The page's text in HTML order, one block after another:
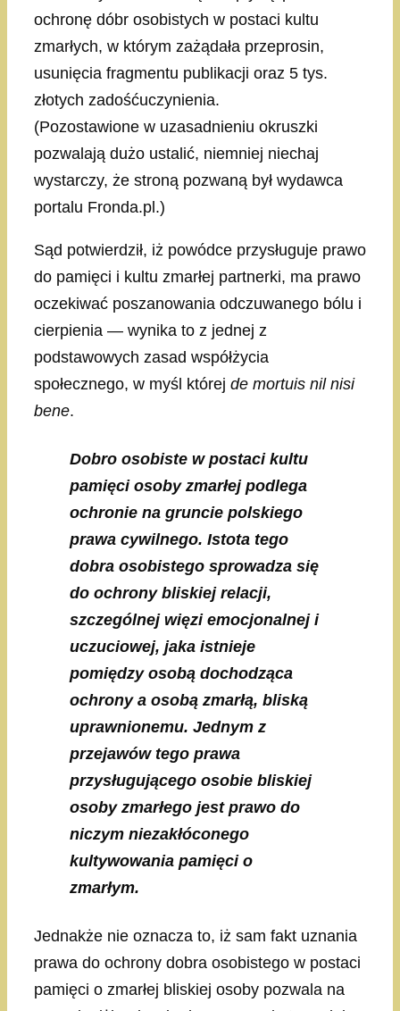
ochronę dóbr osobistych w postaci kultu
zmarłych, w którym zażądała przeprosin,
usunięcia fragmentu publikacji oraz 5 tys.
złotych zadośćuczynienia.
(Pozostawione w uzasadnieniu okruszki
pozwalają dużo ustalić, niemniej niechaj
wystarczy, że stroną pozwaną był wydawca
portalu Fronda.pl.)
Sąd potwierdził, iż powódce przysługuje prawo
do pamięci i kultu zmarłej partnerki, ma prawo
oczekiwać poszanowania odczuwanego bólu i
cierpienia — wynika to z jednej z
podstawowych zasad współżycia
społecznego, w myśl której de mortuis nil nisi
bene.
Dobro osobiste w postaci kultu
pamięci osoby zmarłej podlega
ochronie na gruncie polskiego
prawa cywilnego. Istota tego
dobra osobistego sprowadza się
do ochrony bliskiej relacji,
szczególnej więzi emocjonalnej i
uczuciowej, jaka istnieje
pomiędzy osobą dochodząca
ochrony a osobą zmarłą, bliską
uprawnionemu. Jednym z
przejawów tego prawa
przysługującego osobie bliskiej
osoby zmarłego jest prawo do
niczym niezakłóconego
kultywowania pamięci o
zmarłym.
Jednakże nie oznacza to, iż sam fakt uznania
prawa do ochrony dobra osobistego w postaci
pamięci o zmarłej bliskiej osoby pozwala na